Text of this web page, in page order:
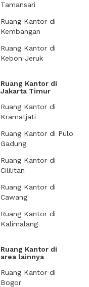
Tamansari
Ruang Kantor di
Kembangan
Ruang Kantor di
Kebon Jeruk
Ruang Kantor di
Jakarta Timur
Ruang Kantor di
Kramatjati
Ruang Kantor di Pulo
Gadung
Ruang Kantor di
Cililitan
Ruang Kantor di
Cawang
Ruang Kantor di
Kalimalang
Ruang Kantor di
area lainnya
Ruang Kantor di
Bogor